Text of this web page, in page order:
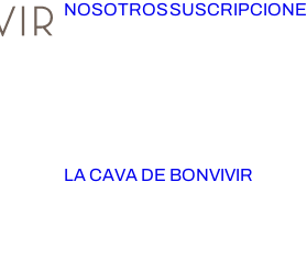
NOSOTROS
LA CAVA DE BONVIVIR